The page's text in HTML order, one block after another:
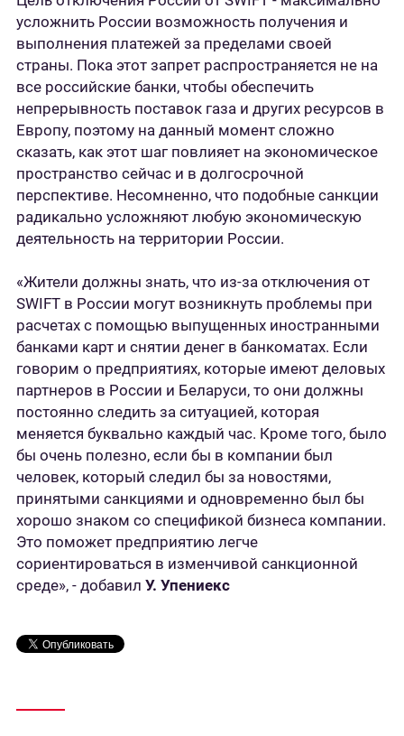
усложнить России возможность получения и
выполнения платежей за пределами своей
страны. Пока этот запрет распространяется не на
все российские банки, чтобы обеспечить
непрерывность поставок газа и других ресурсов в
Европу, поэтому на данный момент сложно
сказать, как этот шаг повлияет на экономическое
пространство сейчас и в долгосрочной
перспективе. Несомненно, что подобные санкции
радикально усложняют любую экономическую
деятельность на территории России.
«Жители должны знать, что из-за отключения от
SWIFT в России могут возникнуть проблемы при
расчетах с помощью выпущенных иностранными
банками карт и снятии денег в банкоматах. Если
говорим о предприятиях, которые имеют деловых
партнеров в России и Беларуси, то они должны
постоянно следить за ситуацией, которая
меняется буквально каждый час. Кроме того, было
бы очень полезно, если бы в компании был
человек, который следил бы за новостями,
принятыми санкциями и одновременно был бы
хорошо знаком со спецификой бизнеса компании.
Это поможет предприятию легче
сориентироваться в изменчивой санкционной
среде», - добавил У. Упениекс